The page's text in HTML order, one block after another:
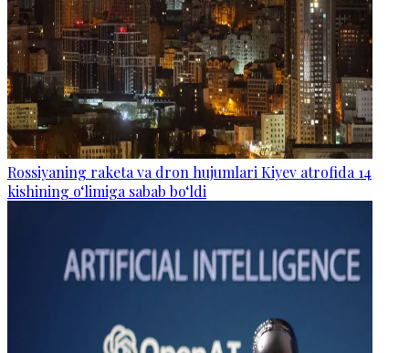
Rossiyaning raketa va dron hujumlari Kiyev atrofida 14
kishining o‘limiga sabab bo‘ldi